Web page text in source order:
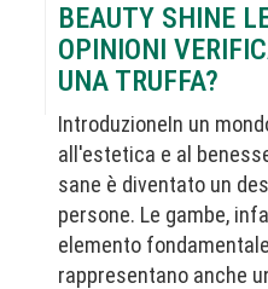
BEAUTY SHINE
OPINIONI
UNA TRUFFA?
IntroduzioneIn un
all'estetica e al
sane è diventato un
persone. Le gambe,
elemento
rappresentano anche